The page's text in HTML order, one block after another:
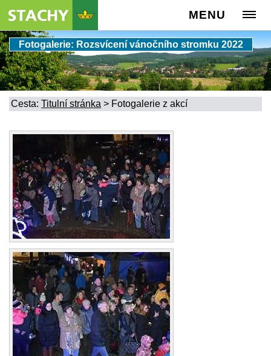
MENU
Fotogalerie: Rozsvícení vánočního stromku 2022
Cesta: Titulní stránka > Fotogalerie z akcí